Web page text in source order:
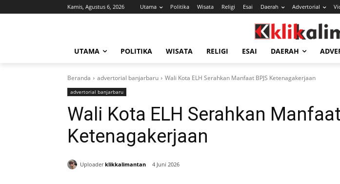
Kamis, Agustus 6, 2026 Utama Politika Wisata Religi Esai Daerah Advertorial
UTAMA POLITIKA WISATA RELIGI ESAI DAERAH
Beranda advertorial banjarbaru Wali Kota ELH Serahkan Manfaat BPJS Ketenagakerjaan
advertorial banjarbaru
Wali Kota ELH Serahkan
Ketenagakerjaan
Uploader klikkalimantan 4 Juni 2026